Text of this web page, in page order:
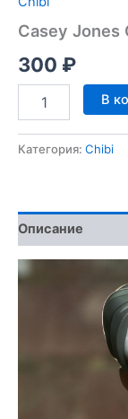
Casey Jones
300 ₽
Количество
товара
Jones
В
Категория: Chibi
Описание